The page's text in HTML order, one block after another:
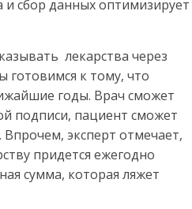
сбор данных оптимизирует
лекарства через
готовимся к тому, что
годы. Врач сможет
подписи, пациент сможет
эксперт отмечает,
придется ежегодно
сумма, которая ляжет